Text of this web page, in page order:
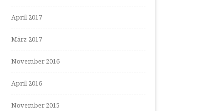
April 2017
März 2017
November 2016
April 2016
November 2015